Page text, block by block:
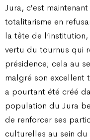
Jura, c’est
totalitarisme en
la tête de
vertu du tournus qui
présidence; cela au
malgré son excellent
a pourtant été créé
population du Jura
de renforcer ses
culturelles au sein